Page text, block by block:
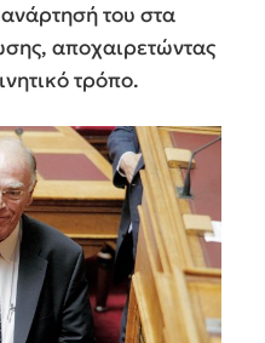
του στα
αποχαιρετώντας
τρόπο.